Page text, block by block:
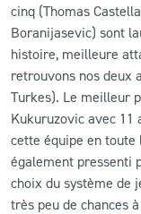
cinq (Thomas
Boranijasevic) sont
histoire, meilleure
retrouvons nos deux
Turkes). Le meilleur
Kukuruzovic avec 11
cette équipe en toute
également pressenti
choix du système de
très peu de chances